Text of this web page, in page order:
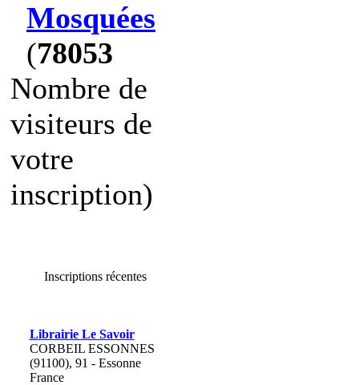
Mosquées
(78053
Nombre de
visiteurs de
votre
inscription)
Inscriptions récentes
Librairie Le Savoir
CORBEIL ESSONNES
(91100), 91 - Essonne
France